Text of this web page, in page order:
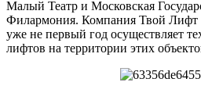
Малый Театр и Московская
Филармония. Компания Твой Лифт
уже не первый год осуществляет
лифтов на территории этих